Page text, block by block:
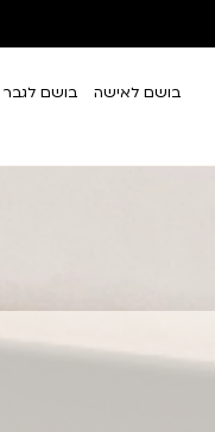
בושם לאישה בושם לגבר